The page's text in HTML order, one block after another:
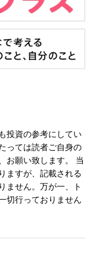
投資の参考にしてい
っては読者ご自身の
お願い致します。 当
ますが、記載される
ません。万が一、ト
切行っておりません